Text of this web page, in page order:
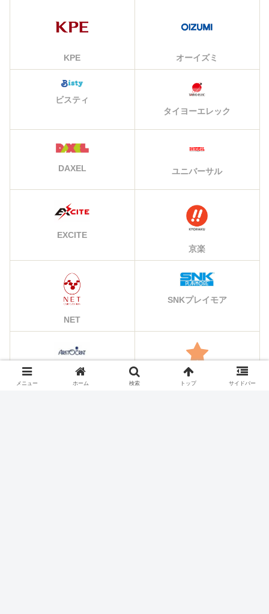
KPE オーイズミ
ビスティ
タイヨーエレック
DAXEL ユニバーサル
EXCITE
京楽
NET
SNKプレイモア
アリストクラート その他のメーカー
メニュー ホーム 検索 トップ サイドバー